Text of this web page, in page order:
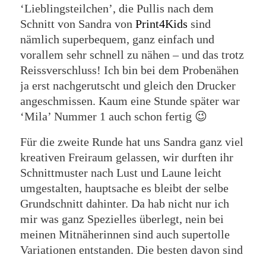
‘Lieblingsteilchen’, die Pullis nach dem
Schnitt von Sandra von Print4Kids sind
nämlich superbequem, ganz einfach und
vorallem sehr schnell zu nähen – und das trotz
Reissverschluss! Ich bin bei dem Probenähen
ja erst nachgerutscht und gleich den Drucker
angeschmissen. Kaum eine Stunde später war
‘Mila’ Nummer 1 auch schon fertig 😉
Für die zweite Runde hat uns Sandra ganz viel
kreativen Freiraum gelassen, wir durften ihr
Schnittmuster nach Lust und Laune leicht
umgestalten, hauptsache es bleibt der selbe
Grundschnitt dahinter. Da hab nicht nur ich
mir was ganz Spezielles überlegt, nein bei
meinen Mitnäherinnen sind auch supertolle
Variationen entstanden. Die besten davon sind